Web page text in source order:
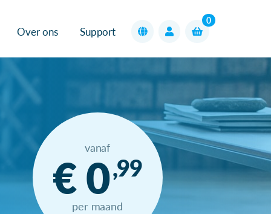
Over ons Support
0
vanaf
€ 0,99
per maand